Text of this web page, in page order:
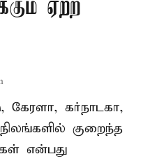
ஏற்ற
கர்நாடகா,
குறைந்த
என்பது